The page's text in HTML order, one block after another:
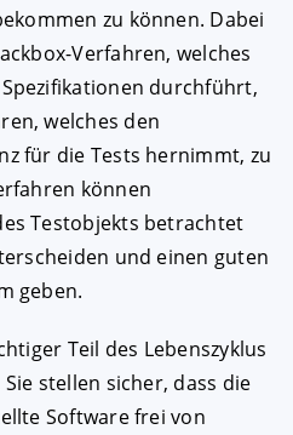
zu können. Dabei
Verfahren, welches
durchführt,
welches den
für die Tests hernimmt, zu
können
Testobjekts betrachtet
und einen guten
geben.
Teil des Lebenszyklus
stellen sicher, dass die
Software frei von